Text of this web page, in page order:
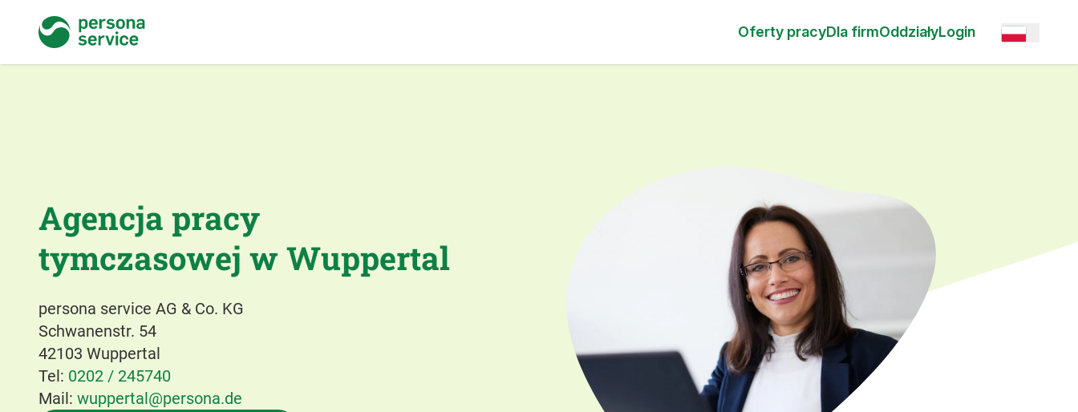
persona service Oferty pracyDla firmOddziałyLogin Open
Agencja pracy
tymczasowej w Wuppertal
persona service AG & Co. KG
Schwanenstr. 54
42103 Wuppertal
Tel: 0202 / 245740
Mail: wuppertal@persona.de